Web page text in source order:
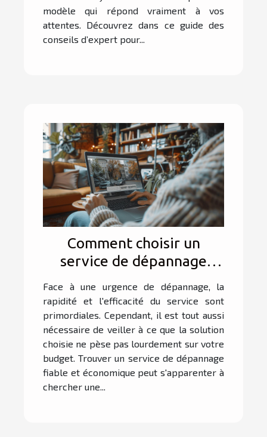
modèle qui répond vraiment à vos
attentes. Découvrez dans ce guide des
conseils d’expert pour...
Comment choisir un
service de dépannage
fiable et économique ?
Face à une urgence de dépannage, la
rapidité et l'efficacité du service sont
primordiales. Cependant, il est tout aussi
nécessaire de veiller à ce que la solution
choisie ne pèse pas lourdement sur votre
budget. Trouver un service de dépannage
fiable et économique peut s'apparenter à
chercher une...